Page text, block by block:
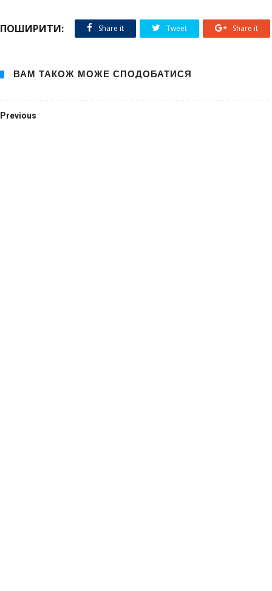
ПОШИРИТИ: Share it Tweet Share it
ВАМ ТАКОЖ МОЖЕ СПОДОБАТИСЯ
Previous